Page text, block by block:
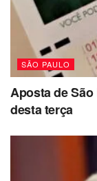
SÃO PAULO
Aposta de
desta terça